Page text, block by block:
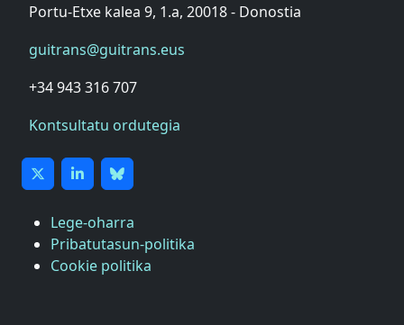
Portu-Etxe kalea 9, 1.a, 20018 - Donostia
guitrans@guitrans.eus
+34 943 316 707
Kontsultatu ordutegia
Lege-oharra
Pribatutasun-politika
Cookie politika